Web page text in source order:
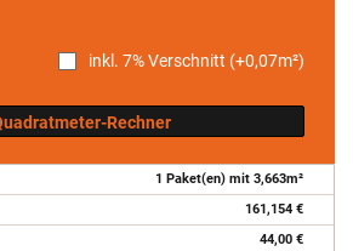
inkl. 7% Verschnitt (+0,07m²)
Rechner
1 Paket(en) mit 3,663m²
161,154 €
44,00 €